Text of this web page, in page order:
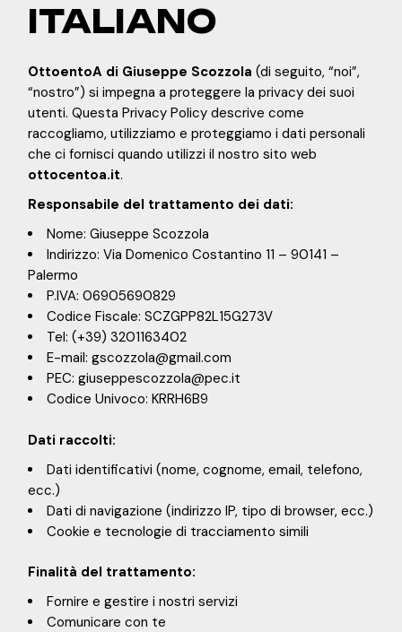
ITALIANO
OttoentoA di Giuseppe Scozzola (di seguito, “noi”,
“nostro”) si impegna a proteggere la privacy dei suoi
utenti. Questa Privacy Policy descrive come
raccogliamo, utilizziamo e proteggiamo i dati personali
che ci fornisci quando utilizzi il nostro sito web
ottocentoa.it.
Responsabile del trattamento dei dati:
Nome: Giuseppe Scozzola
Indirizzo: Via Domenico Costantino 11 – 90141 –
Palermo
P.IVA: 06905690829
Codice Fiscale: SCZGPP82L15G273V
Tel: (+39) 3201163402
E-mail: gscozzola@gmail.com
PEC: giuseppescozzola@pec.it
Codice Univoco: KRRH6B9
Dati raccolti:
Dati identificativi (nome, cognome, email, telefono,
ecc.)
Dati di navigazione (indirizzo IP, tipo di browser, ecc.)
Cookie e tecnologie di tracciamento simili
Finalità del trattamento:
Fornire e gestire i nostri servizi
Comunicare con te